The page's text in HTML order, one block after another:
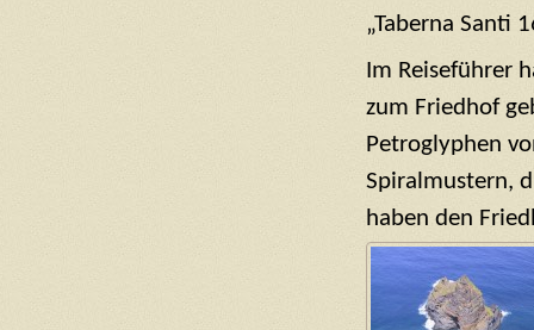
„Taberna Santi
Im Reiseführer
zum Friedhof
Petroglyphen
Spiralmustern,
haben den